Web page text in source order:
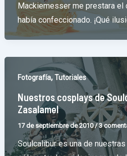
Mackiemesser me prestara el
había confeccionado. ¡Qué
Fotografía,Tutoriales
Nuestros cosplays de
Zasalamel
17 de septiembre de 2010/3
Soulcalibur es una de